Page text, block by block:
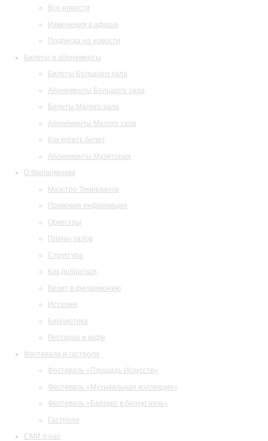
Все новости
Изменения в афише
Подписка на новости
Билеты и абонементы
Билеты Большого зала
Абонементы Большого зала
Билеты Малого зала
Абонементы Малого зала
Как купить билет
Абонементы Музитория
О филармонии
Маэстро Темирканов
Правовая информация
Оркестры
Планы залов
Структура
Как добраться
Визит в филармонию
История
Библиотека
Ресторан и кафе
Фестивали и гастроли
Фестиваль «Площадь Искусств»
Фестиваль «Музыкальная коллекция»
Фестиваль «Барокко в белую ночь»
Гастроли
СМИ о нас